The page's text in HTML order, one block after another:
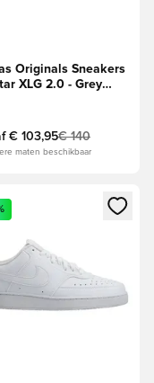
Originals Sneakers
XLG 2.0 - Grey
€ 103,95€ 140
maten beschikbaar
je aan te melden als
een venster om in te